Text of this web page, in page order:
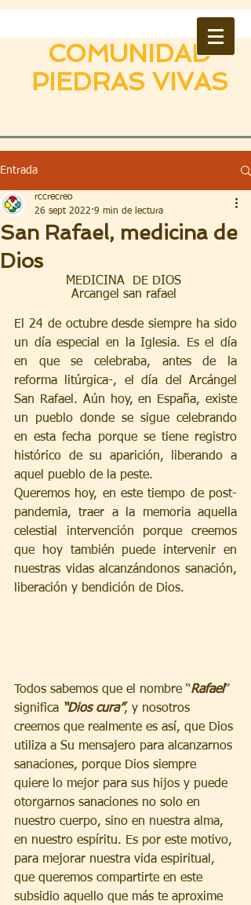
COMUNIDAD
PIEDRAS VIVAS
Entrada
San Rafael, medicina de
Dios
rccrecreo
26 sept 2022 9 min de lectura
MEDICINA  DE DIOS
Arcangel san rafael
El 24 de octubre desde siempre ha sido
un día especial en la Iglesia. Es el día
en que se celebraba, antes de la
reforma litúrgica-, el día del Arcángel
San Rafael. Aún hoy, en España, existe
un pueblo donde se sigue celebrando
en esta fecha porque se tiene registro
histórico de su aparición, liberando a
aquel pueblo de la peste.
Queremos hoy, en este tiempo de post-
pandemia, traer a la memoria aquella
celestial intervención porque creemos
que hoy también puede intervenir en
nuestras vidas alcanzándonos sanación,
liberación y bendición de Dios.
Todos sabemos que el nombre “Rafael”
significa “Dios cura”, y nosotros
creemos que realmente es así, que Dios
utiliza a Su mensajero para alcanzarnos
sanaciones, porque Dios siempre
quiere lo mejor para sus hijos y puede
otorgarnos sanaciones no solo en
nuestro cuerpo, sino en nuestra alma,
en nuestro espíritu. Es por este motivo,
para mejorar nuestra vida espiritual,
que queremos compartirte en este
subsidio aquello que más te aproxime